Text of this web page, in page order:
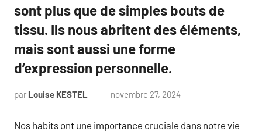
sont plus que de simples bouts de
tissu. Ils nous abritent des éléments,
mais sont aussi une forme
d’expression personnelle.
par Louise KESTEL novembre 27, 2024
Nos habits ont une importance cruciale dans notre vie